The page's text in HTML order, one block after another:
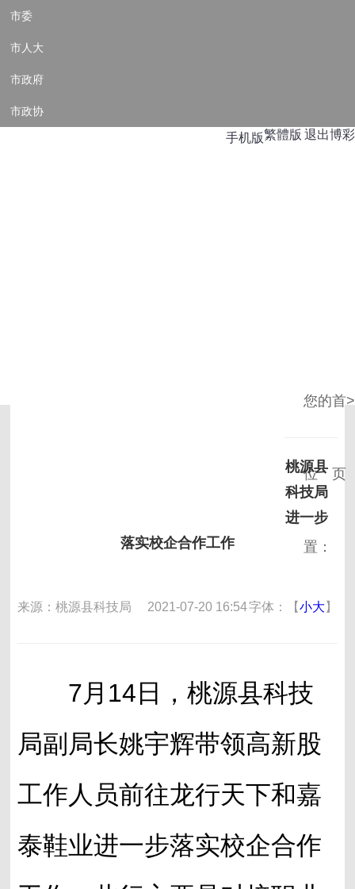
市委
市人大
市政府
市政协
手机版繁體版 退出博彩
您的
位
置：
首
页
>
桃源县
科技局
进一步
落实校企合作工作
来源：桃源县科技局 2021-07-20 16:54字体：【小大 】
7月14日，桃源县科技
局副局长姚宇辉带领高新股
工作人员前往龙行天下和嘉
泰鞋业进一步落实校企合作